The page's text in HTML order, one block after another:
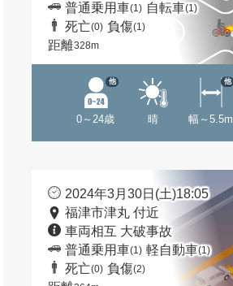
普通乗用車(1) 自転車(1)
死亡(0) 負傷(1)
距離328m
0～24歳
他
晴 幅～5.5m
他
2024年3月30日(土)18:05
福津市津丸 付近
車両相互 大破事故
普通乗用車(1) 軽自動車(1)
死亡(0) 負傷(2)